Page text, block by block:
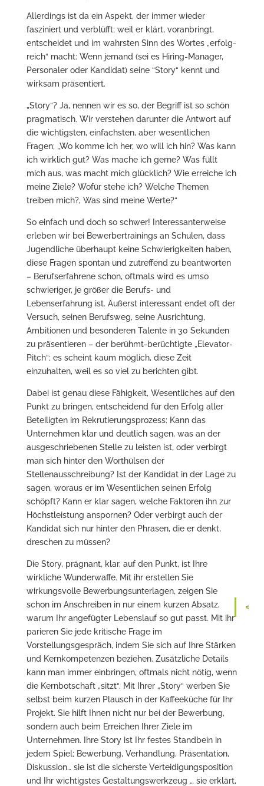
Allerdings ist da ein Aspekt, der immer wieder
fasziniert und verblüfft; weil er klärt, voranbringt,
entscheidet und im wahrsten Sinn des Wortes „erfolg-
reich“ macht: Wenn jemand (sei es Hiring-Manager,
Personaler oder Kandidat) seine “Story“ kennt und
wirksam präsentiert.
„Story“? Ja, nennen wir es so, der Begriff ist so schön
pragmatisch. Wir verstehen darunter die Antwort auf
die wichtigsten, einfachsten, aber wesentlichen
Fragen; „Wo komme ich her, wo will ich hin? Was kann
ich wirklich gut? Was mache ich gerne? Was füllt
mich aus, was macht mich glücklich? Wie erreiche ich
meine Ziele? Wofür stehe ich? Welche Themen
treiben mich?, Was sind meine Werte?“
So einfach und doch so schwer! Interessanterweise
erleben wir bei Bewerbertrainings an Schulen, dass
Jugendliche überhaupt keine Schwierigkeiten haben,
diese Fragen spontan und zutreffend zu beantworten
– Berufserfahrene schon, oftmals wird es umso
schwieriger, je größer die Berufs- und
Lebenserfahrung ist. Äußerst interessant endet oft der
Versuch, seinen Berufsweg, seine Ausrichtung,
Ambitionen und besonderen Talente in 30 Sekunden
zu präsentieren – der berühmt-berüchtigte „Elevator-
Pitch“; es scheint kaum möglich, diese Zeit
einzuhalten, weil es so viel zu berichten gibt.
Dabei ist genau diese Fähigkeit, Wesentliches auf den
Punkt zu bringen, entscheidend für den Erfolg aller
Beteiligten im Rekrutierungsprozess: Kann das
Unternehmen klar und deutlich sagen, was an der
ausgeschriebenen Stelle zu leisten ist, oder verbirgt
man sich hinter den Worthülsen der
Stellenausschreibung? Ist der Kandidat in der Lage zu
sagen, woraus er im Wesentlichen seinen Erfolg
schöpft? Kann er klar sagen, welche Faktoren ihn zur
Höchstleistung anspornen? Oder verbirgt auch der
Kandidat sich nur hinter den Phrasen, die er denkt,
dreschen zu müssen?
Die Story, prägnant, klar, auf den Punkt, ist Ihre
wirkliche Wunderwaffe. Mit ihr erstellen Sie
wirkungsvolle Bewerbungsunterlagen, zeigen Sie
schon im Anschreiben in nur einem kurzen Absatz,
warum Ihr angefügter Lebenslauf so gut passt. Mit ihr
parieren Sie jede kritische Frage im
Vorstellungsgespräch, indem Sie sich auf Ihre Stärken
und Kernkompetenzen beziehen. Zusätzliche Details
kann man immer einbringen, oftmals nicht nötig, wenn
die Kernbotschaft „sitzt“. Mit Ihrer „Story“ werben Sie
selbst beim kurzen Plausch in der Kaffeeküche für Ihr
Projekt. Sie hilft Ihnen nicht nur bei der Bewerbung,
sondern auch beim Erreichen Ihrer Ziele im
Unternehmen. Ihre Story ist Ihr festes Standbein in
jedem Spiel; Bewerbung, Verhandlung, Präsentation,
Diskussion… sie ist die sicherste Verteidigungsposition
und Ihr wichtigstes Gestaltungswerkzeug … sie erklärt,